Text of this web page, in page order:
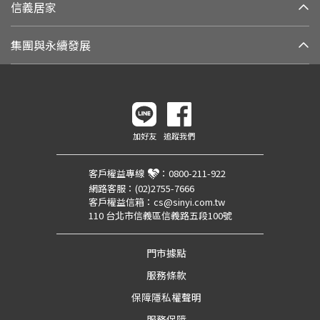
信義居家
集團與永續發展
加好友 追蹤我們
客戶權益專線 ： 0800-211-922
網路客服： (02)2755-7666
客戶權益信箱： cs@sinyi.com.tw
110 台北市信義區信義路五段100號
門市據點
服務條款
保障隱私權聲明